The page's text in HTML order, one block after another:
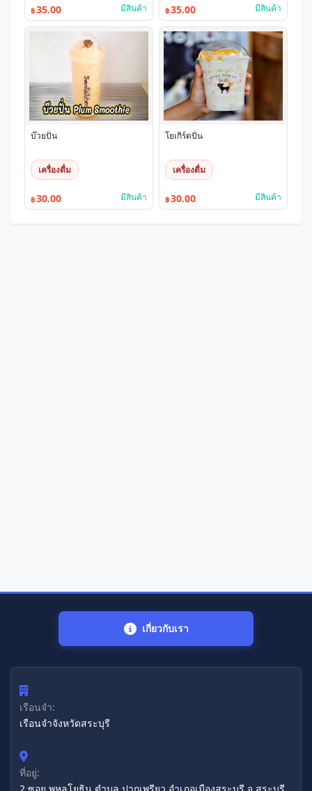
฿35.00 มีสินค้า ฿35.00 มีสินค้า
บ๊วยปั่น
เครื่องดื่ม
฿30.00 มีสินค้า
โยเกิร์ตปั่น
เครื่องดื่ม
฿30.00 มีสินค้า
เกี่ยวกับเรา
เรือนจำ:
เรือนจำจังหวัดสระบุรี
ที่อยู่: